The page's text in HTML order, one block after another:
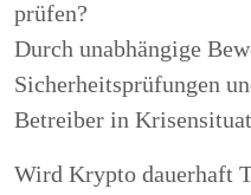
prüfen?
Durch unabhängige
Sicherheitsprüfungen
Betreiber in
Wird Krypto dauerhaft